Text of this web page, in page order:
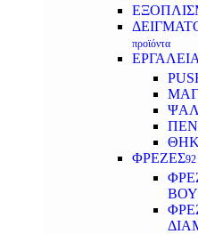
προϊόντα
ΕΡΓΑΛΕΙΑ
ΦΡΕΖΕΣ92